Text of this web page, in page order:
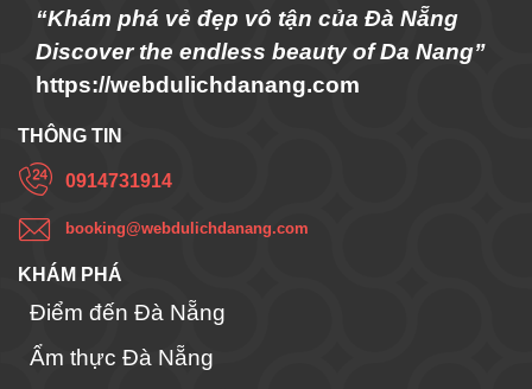
“Khám phá vẻ đẹp vô tận của Đà Nẵng
Discover the endless beauty of Da Nang”
https://webdulichdanang.com
THÔNG TIN
0914731914
booking@webdulichdanang.com
KHÁM PHÁ
Điểm đến Đà Nẵng
Ẩm thực Đà Nẵng